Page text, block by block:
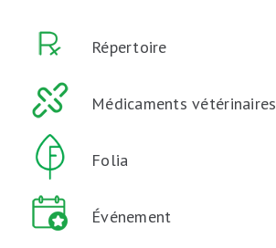
Répertoire
Médicaments vétérinaires
Folia
Événement